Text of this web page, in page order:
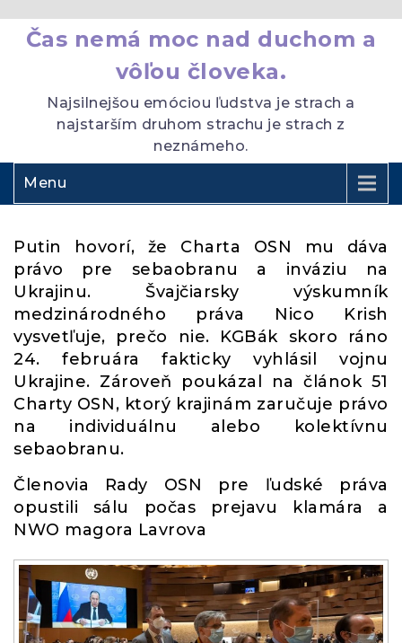
Čas nemá moc nad duchom a
vôľou človeka.
Najsilnejšou emóciou ľudstva je strach a
najstarším druhom strachu je strach z
neznámeho.
Menu
Putin hovorí, že Charta OSN mu dáva
právo pre sebaobranu a inváziu na
Ukrajinu. Švajčiarsky výskumník
medzinárodného práva Nico Krish
vysvetľuje, prečo nie. KGBák skoro ráno
24. februára fakticky vyhlásil vojnu
Ukrajine. Zároveň poukázal na článok 51
Charty OSN, ktorý krajinám zaručuje právo
na individuálnu alebo kolektívnu
sebaobranu.
Členovia Rady OSN pre ľudské práva
opustili sálu počas prejavu klamára a
NWO magora Lavrova